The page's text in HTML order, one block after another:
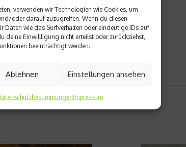
verwenden wir Technologien wie Cookies, um
oder darauf zuzugreifen. Wenn du diesen
Daten wie das Surfverhalten oder eindeutige IDs auf
deine Einwillligung nicht erteilst oder zurückziehst,
beeinträchtigt werden.
Ablehnen Einstellungen ansehen
Impressum